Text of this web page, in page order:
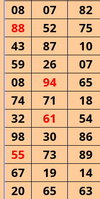
08
07 82
88
52 75
43
87 10
59
26 07
08
94 65
74
71 18
32
61 54
98
30 86
55
73 89
67
19 14
20
65 63